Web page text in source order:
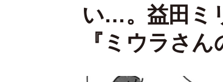
い…。益田ミ
『ミウラさ